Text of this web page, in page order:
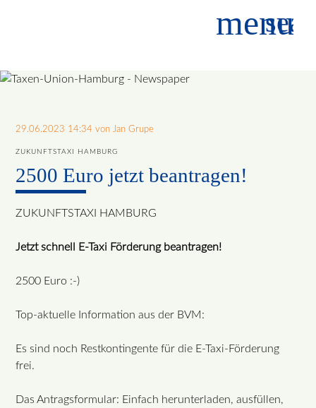
menu
29.06.2023 14:34 von Jan Grupe
ZUKUNFTSTAXI HAMBURG
2500 Euro jetzt beantragen!
ZUKUNFTSTAXI HAMBURG
Jetzt schnell E-Taxi Förderung beantragen!
2500 Euro :-)
Top-aktuelle Information aus der BVM:
Es sind noch Restkontingente für die E-Taxi-Förderung
frei.
Das Antragsformular: Einfach herunterladen, ausfüllen,